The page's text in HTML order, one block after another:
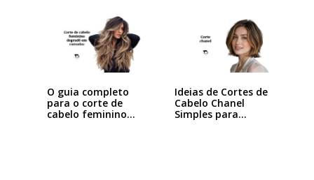
O guia completo
para o corte de
cabelo feminino…
Ideias de Cortes de
Cabelo Chanel
Simples para…